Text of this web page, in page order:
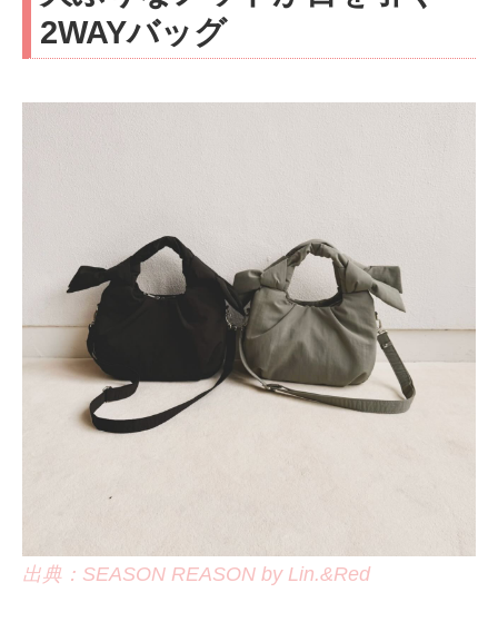
2WAYバッグ
出典：SEASON REASON by Lin.&Red